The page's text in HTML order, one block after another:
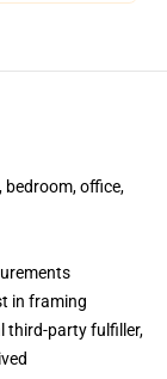
bedroom, office,
in framing
third-party fulfiller,